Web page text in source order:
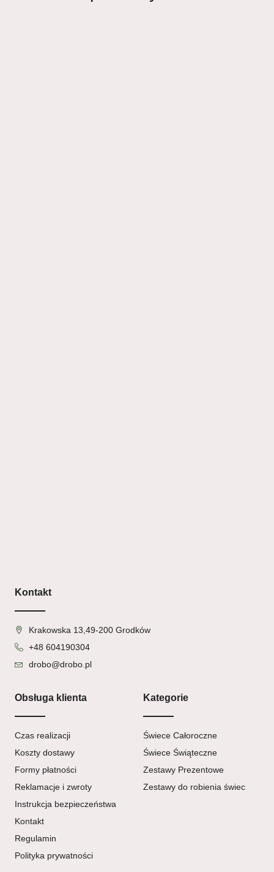
Kontakt
Krakowska 13,49-200 Grodków
+48 604190304
drobo@drobo.pl
Obsługa klienta
Czas realizacji
Koszty dostawy
Formy płatności
Reklamacje i zwroty
Instrukcja bezpieczeństwa
Kontakt
Regulamin
Polityka prywatności
Kategorie
Świece Całoroczne
Świece Świąteczne
Zestawy Prezentowe
Zestawy do robienia świec